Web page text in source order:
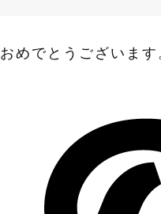
めでとうございま